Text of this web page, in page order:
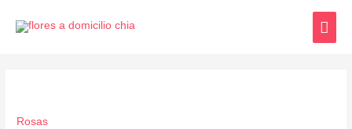
Rosas